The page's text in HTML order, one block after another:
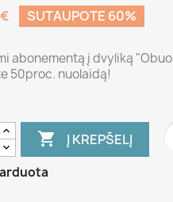
SUTAUPOTE 60%
abonementą į dvyliką
50proc. nuolaidą!
 Į KREPŠELĮ